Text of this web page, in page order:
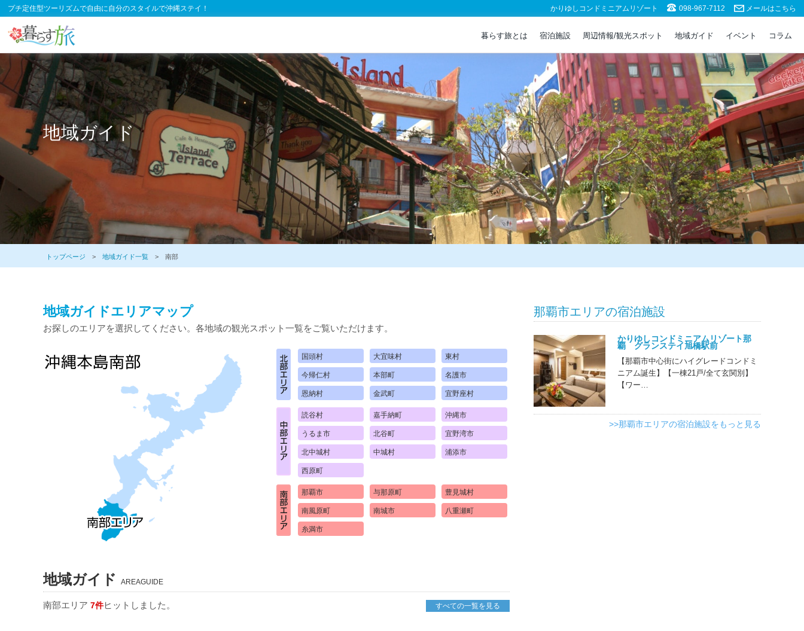
プチ定住型ツーリズムで自由に自分のスタイルで沖縄ステイ！ かりゆしコンドミニアムリゾート 098-967-7112 メールはこちら
暮らす旅とは 宿泊施設 周辺情報/観光スポット 地域ガイド イベント コラム
地域ガイド
トップページ > 地域ガイド一覧 > 南部
地域ガイドエリアマップ
お探しのエリアを選択してください。各地域の観光スポット一覧をご覧いただけます。
国頭村 大宜味村 東村
今帰仁村 本部町 名護市
恩納村 金武町 宜野座村
読谷村 嘉手納町 沖縄市
うるま市 北谷町 宜野湾市
北中城村 中城村 浦添市
西原町
那覇市 与那原町 豊見城村
南風原町 南城市 八重瀬町
糸満市
地域ガイド AREAGUIDE
南部エリア 7件ヒットしました。 すべての一覧を見る
那覇市エリアの宿泊施設
かりゆしコンドミニアムリゾート那
覇 グランステイ旭橋駅前
【那覇市中心街にハイグレードコンドミ
ニアム誕生】【一棟21戸/全て玄関別】
【ワー…
>>那覇市エリアの宿泊施設をもっと見る